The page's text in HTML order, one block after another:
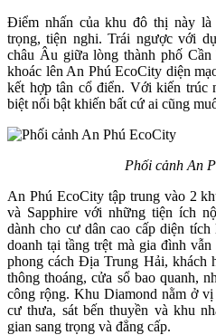
Điểm nhấn của khu đô thị này
trọng, tiện nghi. Trái ngược với
châu Âu giữa lòng thành phố
khoác lên An Phú EcoCity diện
kết hợp tân cổ điển. Với kiến trúc
biệt nổi bật khiến bất cứ ai cũng
Phối cảnh An
An Phú EcoCity tập trung vào 2
và Sapphire với những tiện ích
dành cho cư dân cao cấp diện
doanh tại tầng trệt mà gia đình
phong cách Địa Trung Hải, khách
thông thoáng, cửa sổ bao quanh,
công rộng. Khu Diamond nằm ở
cư thưa, sát bến thuyền và khu
gian sang trọng và đẳng cấp.